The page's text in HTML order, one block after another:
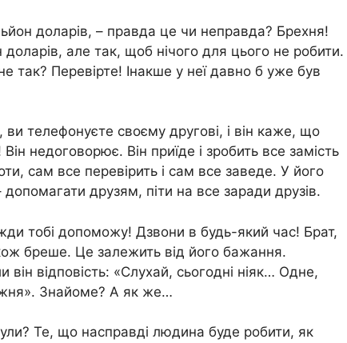
доларів, – правда це чи неправда? Брехня!
але так, щоб нічого для цього не робити.
так? Перевірте! Інакше у неї давно б уже був
телефонуєте своєму другові, і він каже, що
недоговорює. Він приїде і зробить все замість
сам все перевірить і сам все заведе. У його
друзям, піти на все заради друзів.
тобі допоможу! Дзвони в будь-який час! Брат,
бреше. Це залежить від його бажання.
він відповість: «Слухай, сьогодні ніяк… Одне,
Знайоме? А як же…
Те, що насправді людина буде робити, як